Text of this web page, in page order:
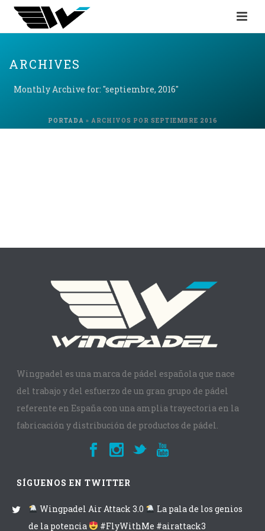
ARCHIVES
Monthly Archive for: "septiembre, 2016"
PORTADA » ARCHIVOS POR SEPTIEMBRE 2016
Wingpadel es una marca de pádel española que nace
del trabajo y del esfuerzo de un gran grupo de pádel
referente en España con una amplia trayectoria en la
fabricación y distribución de productos de pádel.
SÍGUENOS EN TWITTER
Wingpadel Air Attack 3.0
La pala de los genios
de la potencia
#FlyWithMe #airattack3